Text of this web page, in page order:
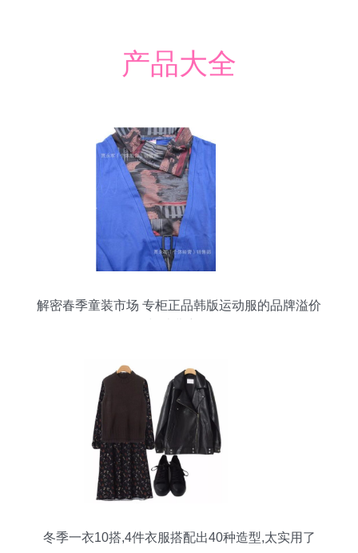
产品大全
解密春季童装市场 专柜正品韩版运动服的品牌溢价
冬季一衣10搭,4件衣服搭配出40种造型,太实用了